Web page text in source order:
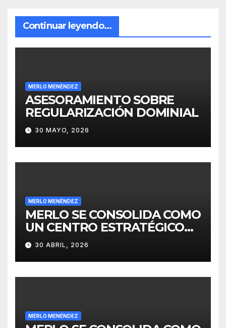
Continuar leyendo...
MERLO MENÉNDEZ
ASESORAMIENTO SOBRE
REGULARIZACIÓN DOMINIAL
30 MAYO, 2026
MERLO MENÉNDEZ
MERLO SE CONSOLIDA COMO
UN CENTRO ESTRATÉGICO
PARA EL DESARROLLO DE
INVERSIONES
30 ABRIL, 2026
MERLO MENÉNDEZ